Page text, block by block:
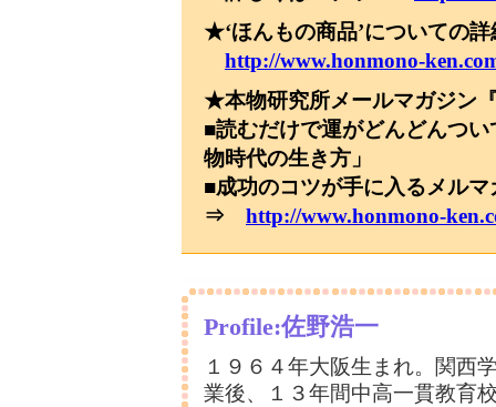
★‘ほんもの商品’についての
http://www.honmono-
★本物研究所メールマガジン
■読むだけで運がどんどんつ
物時代の生き方」
■成功のコツが手に入るメル
⇒ http://www.honmono-
Profile:佐野浩一
１９６４年大阪生まれ。関西
業後、１３年間中高一貫教育